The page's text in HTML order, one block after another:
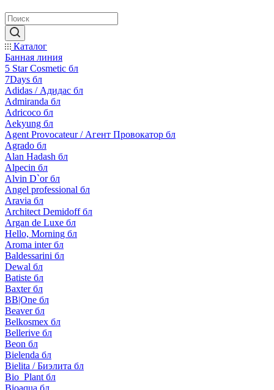
Каталог
Банная линия
5 Star Cosmetic бл
7Days бл
Adidas / Адидас бл
Admiranda бл
Adricoco бл
Aekyung бл
Agent Provocateur / Агент Провокатор бл
Agrado бл
Alan Hadash бл
Alpecin бл
Alvin D`or бл
Angel professional бл
Aravia бл
Architect Demidoff бл
Argan de Luxe бл
Hello, Morning бл
Aroma inter бл
Baldessarini бл
Dewal бл
Batiste бл
Baxter бл
BB|One бл
Beaver бл
Belkosmex бл
Bellerive бл
Beon бл
Bielenda бл
Bielita / Биэлита бл
Bio_Plant бл